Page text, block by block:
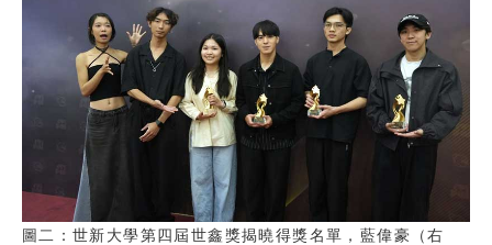
圖二：世新大學第四屆世鑫獎揭曉得獎名單，藍偉豪（右